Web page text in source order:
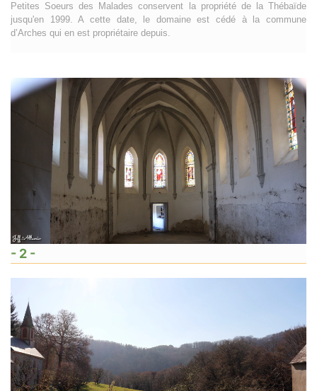
Petites Soeurs des Malades conservent la propriété de la Thébaïde
jusqu'en 1999. A cette date, le domaine est cédé à la commune
d’Arches qui en est propriétaire depuis.
- 2 -